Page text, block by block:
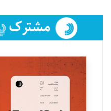
فائزه فتحی رستمی
تحریریه
سروش کرمیان
تحریریه